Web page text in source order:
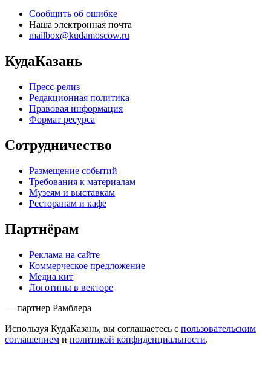
Сообщить об ошибке
Наша электронная почта
mailbox@kudamoscow.ru
КудаКазань
Пресс-релиз
Редакционная политика
Правовая информация
Формат ресурса
Сотрудничество
Размещение событий
Требования к материалам
Музеям и выставкам
Ресторанам и кафе
Партнёрам
Реклама на сайте
Коммерческое предложение
Медиа кит
Логотипы в векторе
— партнер Рамблера
Используя КудаКазань, вы соглашаетесь с пользовательским
соглашением и политикой конфиденциальности.